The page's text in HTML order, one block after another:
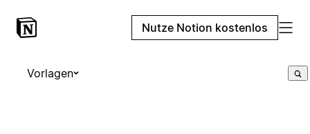
Nutze Notion kostenlos
Vorlagen